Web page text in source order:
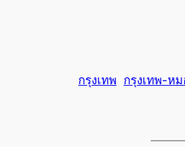
กรุงเทพ กรุงเทพ-ห